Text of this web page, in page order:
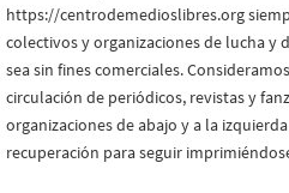
https://centrodemedioslibres.org
colectivos y organizaciones de lucha y
sea sin fines comerciales.
circulación de periódicos, revistas y
organizaciones de abajo y a la
recuperación para seguir